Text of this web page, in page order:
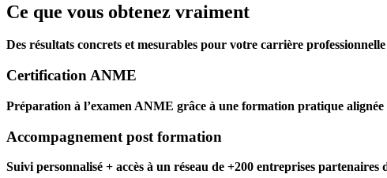
Ce que vous obtenez vraiment
Des résultats concrets et mesurables pour votre carrière professionnelle
Certification ANME
Préparation à l’examen ANME grâce à une formation pratique alignée
Accompagnement post formation
Suivi personnalisé + accès à un réseau de +200 entreprises partenaires